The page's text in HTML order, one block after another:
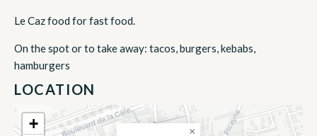
Le Caz food for fast food.
On the spot or to take away: tacos, burgers, kebabs,
hamburgers
LOCATION
×
+